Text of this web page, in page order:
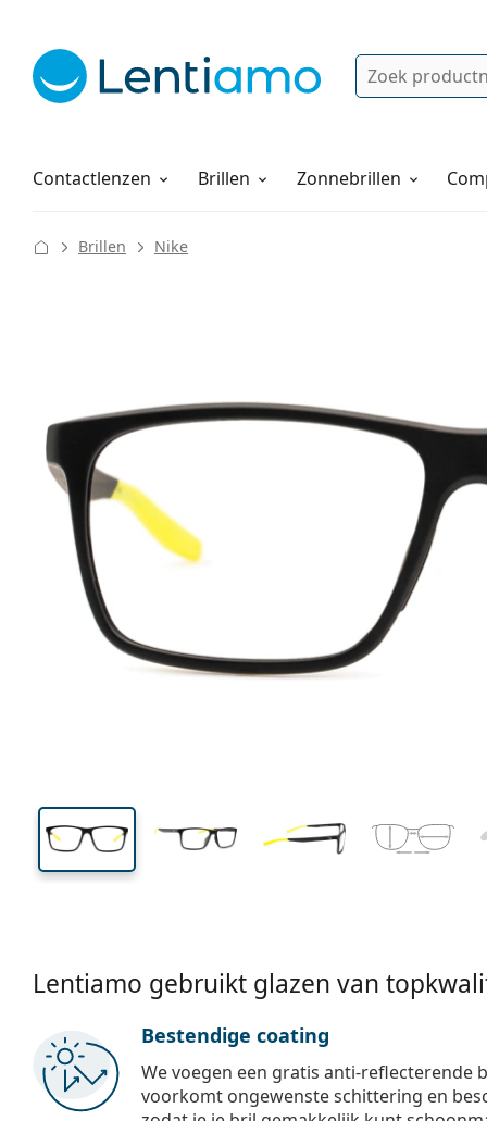
Zoek
Contactlenzen
Lenzenvloeistoffen Brillen Zonnebrillen
Hoe bestellen
Brillen Nike
38 mm
Glashoogte Glasbreedte
Lentiamo gebruikt glazen van
Bestendige coating
We voegen een gratis anti-reflecterende
voorkomt ongewenste schittering en